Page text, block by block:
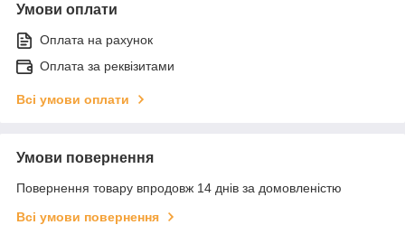
Умови оплати
Оплата на рахунок
Оплата за реквізитами
Всі умови оплати
Умови повернення
Повернення товару впродовж 14 днів за домовленістю
Всі умови повернення